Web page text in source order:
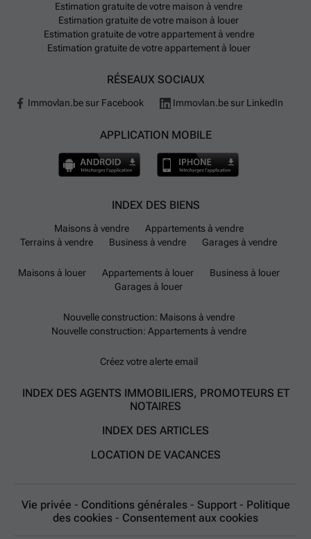
Estimation gratuite de votre maison à vendre
Estimation gratuite de votre maison à louer
Estimation gratuite de votre appartement à vendre
Estimation gratuite de votre appartement à louer
RÉSEAUX SOCIAUX
Immovlan.be sur Facebook Immovlan.be sur LinkedIn
APPLICATION MOBILE
INDEX DES BIENS
Maisons à vendre
Appartements à vendre
Terrains à vendre
Business à vendre Garages à vendre
Maisons à louer Appartements à louer
Business à louer
Garages à louer
Nouvelle construction: Maisons à vendre
Nouvelle construction: Appartements à vendre
Créez votre alerte email
INDEX DES AGENTS IMMOBILIERS, PROMOTEURS ET
NOTAIRES
INDEX DES ARTICLES
LOCATION DE VACANCES
Vie privée - Conditions générales - Support - Politique
des cookies - Consentement aux cookies